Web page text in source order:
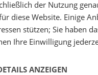
morgens oder nach
der Nutzung
diese Website. Einige
stützen; Sie haben
Ihre Einwilligung
ANZEIGEN